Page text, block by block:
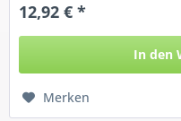
12,92 € *
In den
Merken